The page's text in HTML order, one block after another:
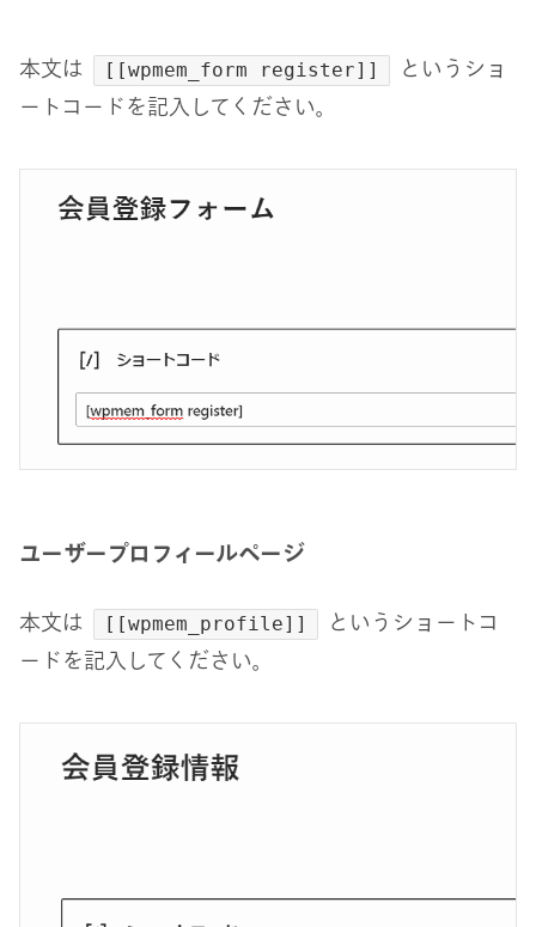
本文は [[wpmem_form register]]
というショ
ートコードを記入してください。
ユーザープロフィールページ
本文は [[wpmem_profile]]
というショートコ
ードを記入してください。